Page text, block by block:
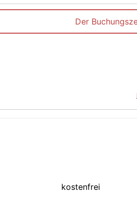
Der
kostenfrei